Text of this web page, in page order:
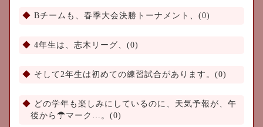
Bチームも、春季大会決勝トーナメント、(0)
4年生は、志木リーグ、(0)
そして2年生は初めての練習試合があります。(0)
どの学年も楽しみにしているのに、天気予報が、午
後から☂マーク…。(0)